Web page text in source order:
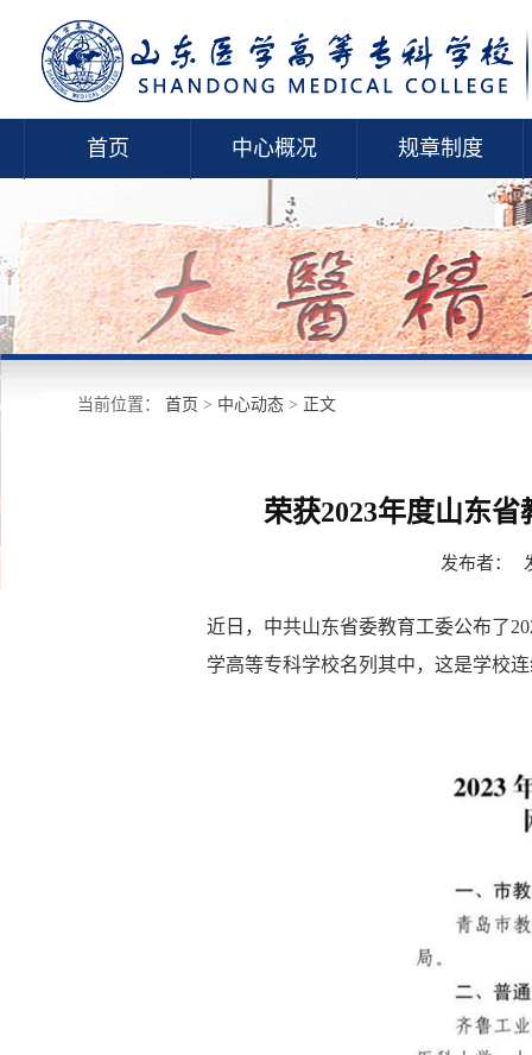
首页 中心概况 规章制度
当前位置： 首页 > 中心动态 > 正文
荣获2023年度山东
发布者：
近日，中共山东省委教育工委公布了
学高等专科学校名列其中，这是学校